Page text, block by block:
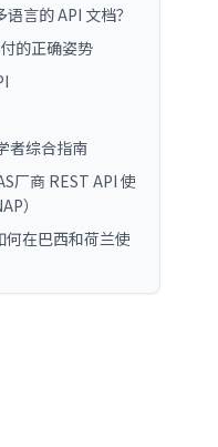
言的 API 文档？
的正确姿势
者综合指南
厂商 REST API 使
）
在巴西和荷兰使